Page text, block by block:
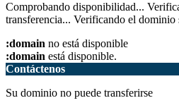
Comprobando disponibilidad...
transferencia... Verificando el dominio
:domain no está disponible
:domain está disponible.
Contáctenos
Su dominio no puede transferirse